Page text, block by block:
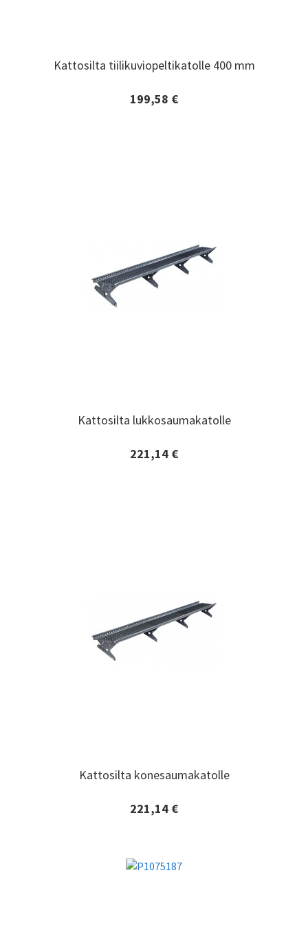
Kattosilta tiilikuviopeltikatolle 400 mm
199,58 €
Kattosilta tiilikuviopeltikatolle 400 mm
Lisätiedot ja tilaaminen
Kattosilta lukkosaumakatolle
221,14 €
Kattosilta lukkosaumakatolle
Lisätiedot ja tilaaminen
Kattosilta konesaumakatolle
221,14 €
Kattosilta konesaumakatolle
Lisätiedot ja tilaaminen